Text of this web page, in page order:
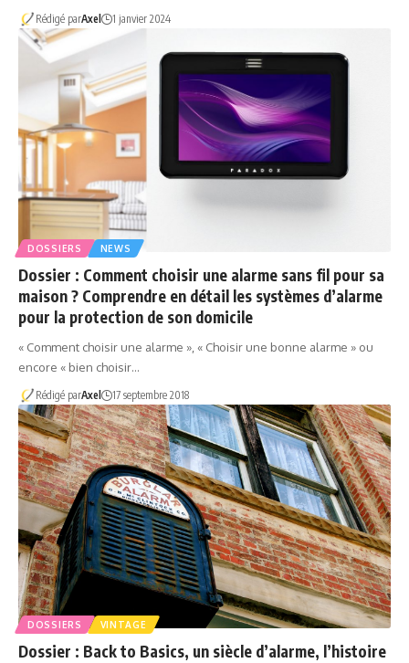
Rédigé parAxel 1 janvier 2024
DOSSIERS NEWS
Dossier : Comment choisir une alarme sans fil pour sa
maison ? Comprendre en détail les systèmes d’alarme
pour la protection de son domicile
« Comment choisir une alarme », « Choisir une bonne alarme » ou
encore « bien choisir…
Rédigé parAxel 17 septembre 2018
DOSSIERS VINTAGE
Dossier : Back to Basics, un siècle d’alarme, l’histoire